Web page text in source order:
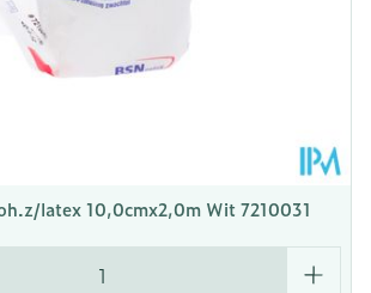
latex 10,0cmx2,0m Wit 7210031